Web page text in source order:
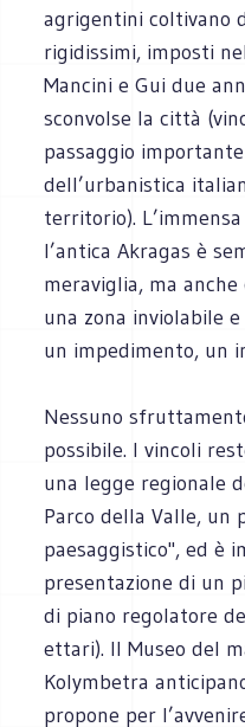
agrigentini coltivano
rigidissimi, imposti
Mancini e Gui due
sconvolse la città
passaggio
dell’urbanistica
territorio).
l’antica Akragas è
meraviglia, ma anche
una zona inviolabile
un impedimento, un
Nessuno
possibile. I vincoli
una legge regionale
Parco della Valle, un
paesaggistico", ed è
presentazione di un
di piano regolatore
ettari). Il Museo del
Kolymbetra
propone per